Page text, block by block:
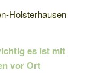
Holsterhausen
es ist mit
vor Ort